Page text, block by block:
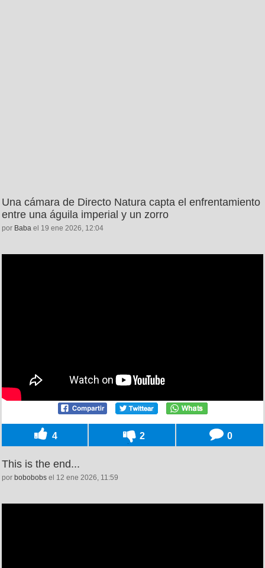
Una cámara de Directo Natura capta el enfrentamiento
entre una águila imperial y un zorro
por Baba el 19 ene 2026, 12:04
4 2 0
This is the end...
por bobobobs el 12 ene 2026, 11:59